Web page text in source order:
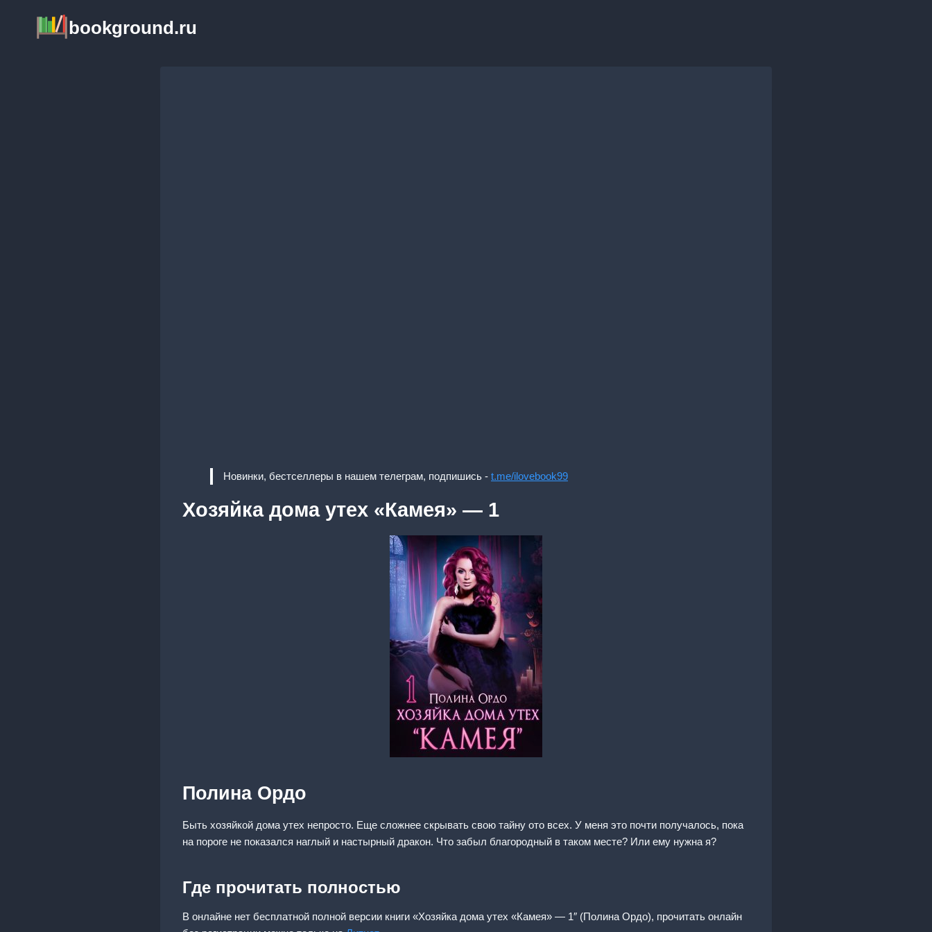
содержимому
bookground.ru
Новинки, бестселлеры в нашем телеграм, подпишись - t.me/ilovebook99
Хозяйка дома утех «Камея» — 1
Полина Ордо
Быть хозяйкой дома утех непросто. Еще сложнее скрывать свою тайну ото всех. У меня это почти получалось, пока
на пороге не показался наглый и настырный дракон. Что забыл благородный в таком месте? Или ему нужна я?
Где прочитать полностью
В онлайне нет бесплатной полной версии книги «Хозяйка дома утех «Камея» — 1″ (Полина Ордо), прочитать онлайн